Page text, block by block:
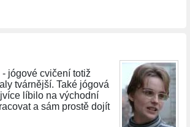
jógové cvičení totiž
tvárnější. Také jógová
líbilo na východní
a sám prostě dojít